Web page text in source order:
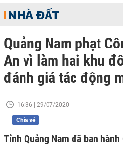
NHÀ ĐẤT
Quảng Nam phạt
An vì làm hai khu
đánh giá tác động
16:36 | 29/07/2020
Chia sẻ
Tỉnh Quảng Nam đã ban